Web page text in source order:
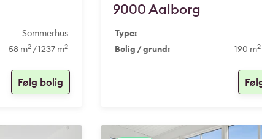
Sommerhus
58 m2 / 1237 m2
9000 Aalborg
Type:
Bolig / grund:
190 m2